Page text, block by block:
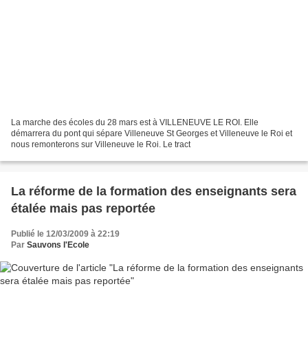
La marche des écoles du 28 mars est à VILLENEUVE LE ROI. Elle
démarrera du pont qui sépare Villeneuve St Georges et Villeneuve le Roi et
nous remonterons sur Villeneuve le Roi. Le tract
La réforme de la formation des enseignants sera
étalée mais pas reportée
Publié le 12/03/2009 à 22:19
Par Sauvons l'Ecole